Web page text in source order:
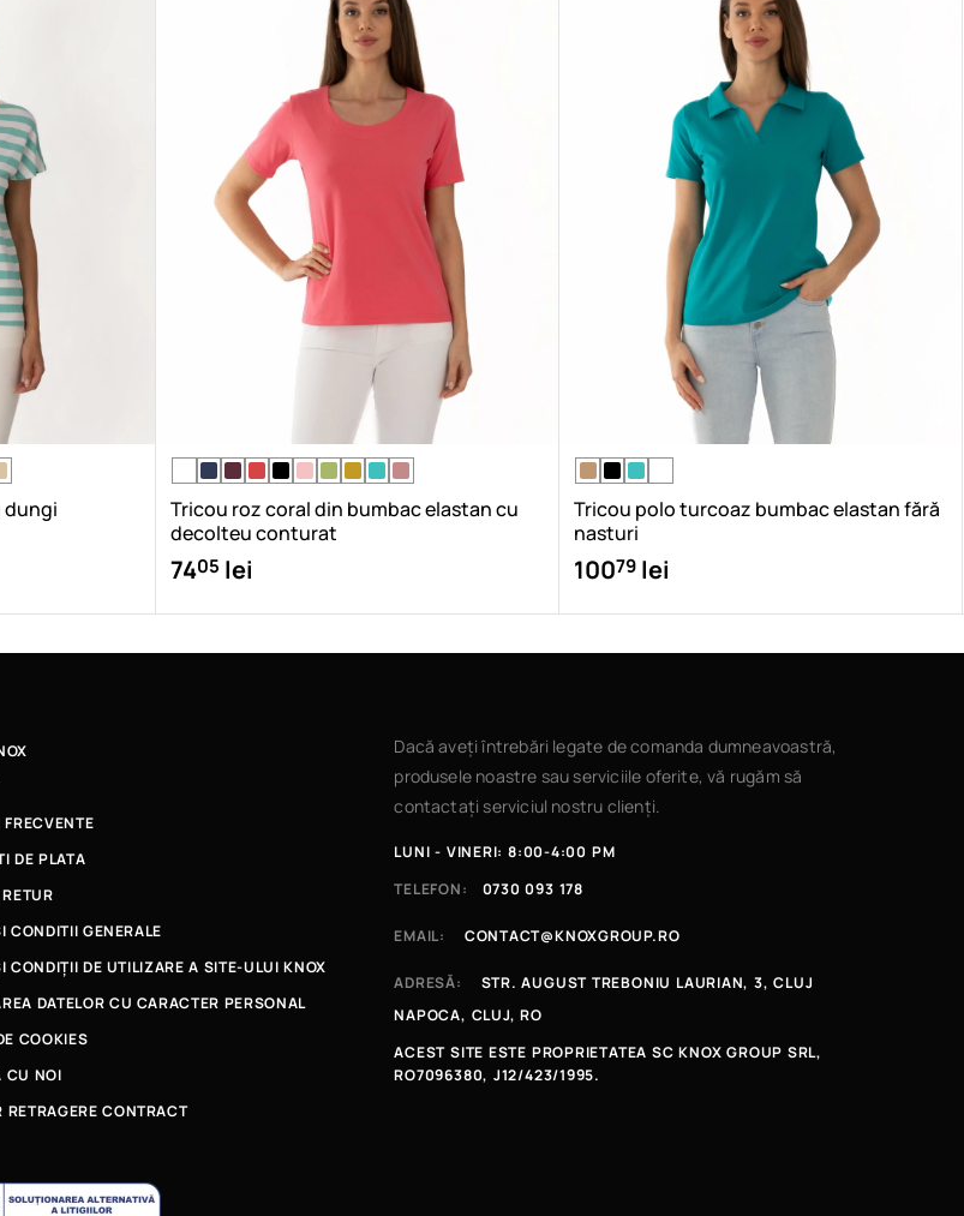
dungi
Tricou roz coral din bumbac elastan cu
decolteu conturat
7405 lei
Tricou polo turcoaz bumbac elastan fără
nasturi
10079 lei
DE PLATA
CONDITII GENERALE
CONDIȚII DE UTILIZARE A SITE-ULUI KNOX
DATELOR CU CARACTER PERSONAL
COOKIES
CU NOI
RETRAGERE CONTRACT
Dacă aveți întrebări legate de comanda dumneavoastră,
produsele noastre sau serviciile oferite, vă rugăm să
contactați serviciul nostru clienți.
LUNI - VINERI: 8:00-4:00 PM
TELEFON:
0730 093 178
EMAIL: CONTACT@KNOXGROUP.RO
ADRESĂ:
STR. AUGUST TREBONIU LAURIAN, 3, CLUJ
NAPOCA, CLUJ, RO
ACEST SITE ESTE PROPRIETATEA SC KNOX GROUP SRL,
RO7096380, J12/423/1995.